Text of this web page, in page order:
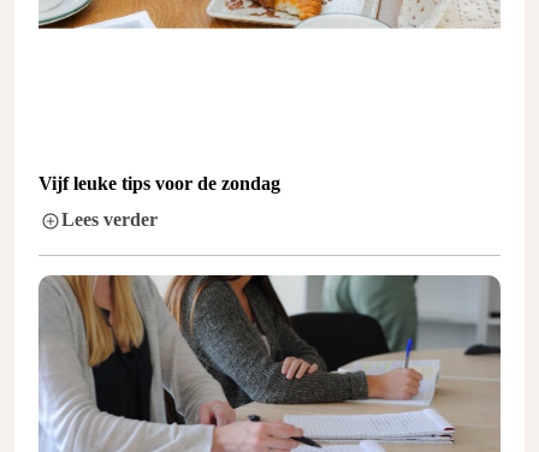
Vijf leuke tips voor de zondag
Lees verder